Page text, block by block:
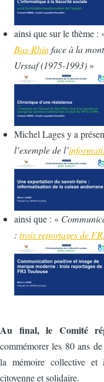
ainsi que sur le thème :
Bas-Rhinface à la
Urssaf (1975-1993) »
Michel Lages y a
l’exemple de l’
ainsi que : «
: trois reportages de
Au final, le Comité
commémorer les 80 ans
la mémoire collective et
citoyenne et solidaire.